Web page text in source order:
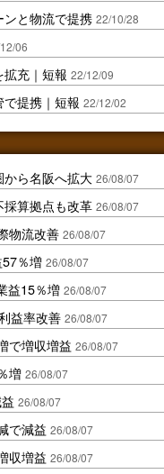
と物流で提携 22/10/28
06
充｜短報 22/12/09
提携｜短報 22/12/02
ら名阪へ拡大 26/08/07
算拠点も改革 26/08/07
物流改善 26/08/07
％増 26/08/07
益15％増 26/08/07
益率改善 26/08/07
で増収増益 26/08/07
増 26/08/07
26/08/07
で減益 26/08/07
収増益 26/08/07